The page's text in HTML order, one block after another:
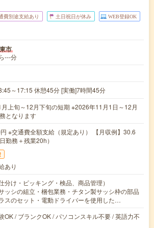
費別途支給あり 土日祝日が休み WEB登録OK
市
---分
～17:15 休憩45分 [実働]7時間45分
上旬～12月下旬の短期 ※2026年11月1日～12月
となります
※交通費全額支給（規定あり） 【月収例】30.6
勤務＋残業20h）
あり
分け・ピッキング・検品、商品管理）
ッシの組立・梱包業務・チタン製サッシ枠の部品
スのセット・電動ドライバーを使用した…
OK / ブランクOK / パソコンスキル不要 / 英語力不